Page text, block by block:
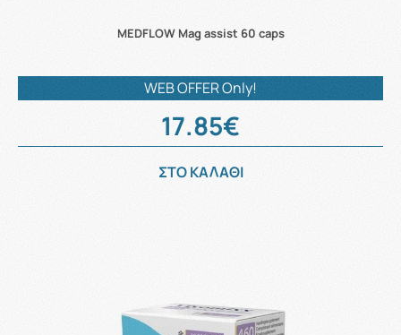
MEDFLOW Mag assist 60 caps
WEB OFFER Only!
17.85€
ΣΤΟ ΚΑΛΑΘΙ